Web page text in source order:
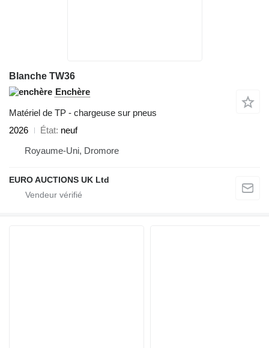
Blanche TW36
Enchère
Matériel de TP - chargeuse sur pneus
2026
État neuf
Royaume-Uni, Dromore
EURO AUCTIONS UK Ltd